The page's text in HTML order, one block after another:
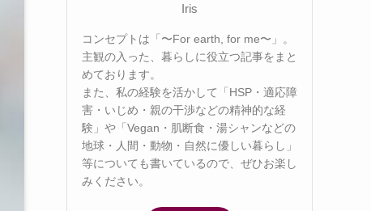
Iris
コンセプトは「〜For earth, for me〜」。
主観の入った、暮らしに役立つ記事をまと
めております。
また、私の経験を活かして「HSP・適応障
害・いじめ・親の干渉などの精神的な経
験」や「Vegan・肌断食・湯シャンなどの
地球・人間・動物・自然に優しい暮らし」
等についても書いているので、ぜひお楽し
みください。